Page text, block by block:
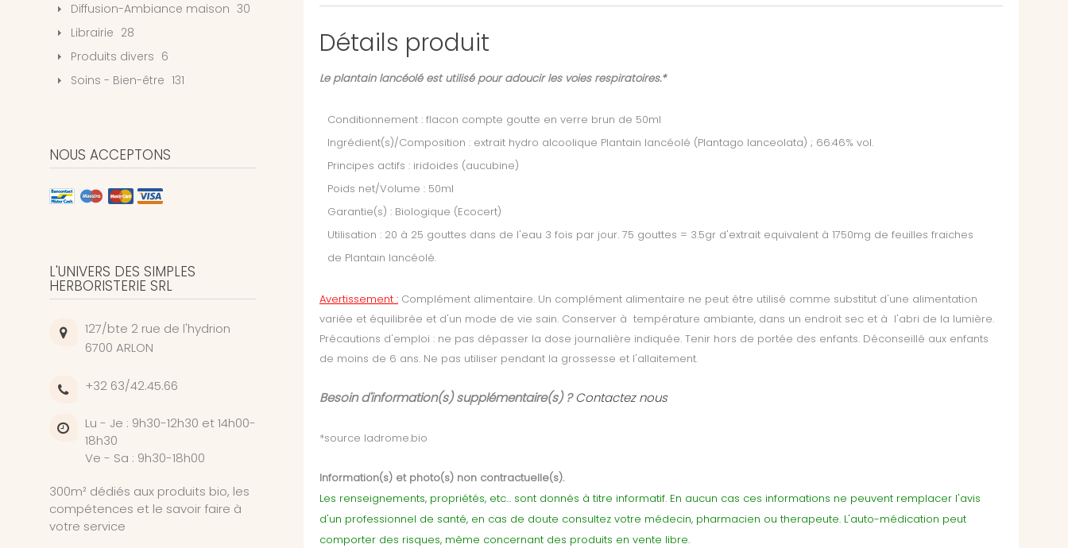
Détails produit
Le plantain lancéolé est utilisé pour adoucir les voies respiratoires.*
Conditionnement : flacon compte goutte en verre brun de 50ml
Ingrédient(s)/Composition : extrait hydro alcoolique Plantain lancéolé (Plantago lanceolata) ; 66.46% vol.
Principes actifs : iridoides (aucubine)
Poids net/Volume : 50ml
Garantie(s) : Biologique (Ecocert)
Utilisation : 20 à 25 gouttes dans de l'eau 3 fois par jour. 75 gouttes = 3.5gr d'extrait equivalent à 1750mg de feuilles fraiches
de Plantain lancéolé.
Avertissement : Complément alimentaire. Un complément alimentaire ne peut être utilisé comme substitut d'une alimentation
variée et équilibrée et d'un mode de vie sain. Conserver à température ambiante, dans un endroit sec et à l'abri de la lumière.
Précautions d'emploi : ne pas dépasser la dose journalière indiquée. Tenir hors de portée des enfants. Déconseillé aux enfants
de moins de 6 ans. Ne pas utiliser pendant la grossesse et l'allaitement.
Besoin d'information(s) supplémentaire(s) ?Contactez nous
*source ladrome.bio
Information(s) et photo(s) non contractuelle(s).
Les renseignements, propriétés, etc... sont donnés à titre informatif. En aucun cas ces informations ne peuvent remplacer l'avis
d'un professionnel de santé, en cas de doute consultez votre médecin, pharmacien ou therapeute. L'auto-médication peut
comporter des risques, même concernant des produits en vente libre.
Diffusion-Ambiance maison 30
Librairie 28
Produits divers 6
Soins - Bien-être 131
NOUS ACCEPTONS
L'UNIVERS DES SIMPLES
HERBORISTERIE SRL
127/bte 2 rue de l'hydrion
6700 ARLON
+32 63/42.45.66
Lu - Je : 9h30-12h30 et 14h00-
18h30
Ve - Sa : 9h30-18h00
300m² dédiés aux produits bio, les
compétences et le savoir faire à
votre service